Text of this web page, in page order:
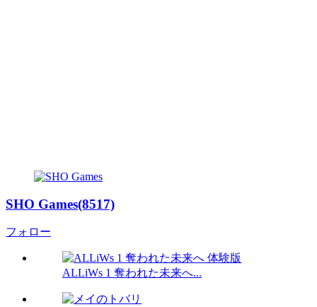
SHO Games(8517)
フォロー
ALLiWs 1 奪われた未来へ...